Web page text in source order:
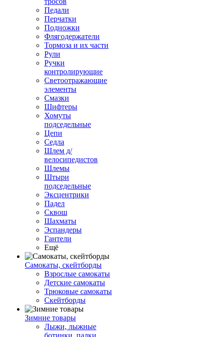
Педали
Перчатки
Подножки
Флягодержатели
Тормоза и их части
Рули
Ручки
контролирующие
Светоотражающие
элементы
Смазки
Шифтеры
Хомуты
подседельные
Цепи
Седла
Шлем д/
велосипедистов
Шлемы
Штыри
подседельные
Эксцентрики
Падел
Сквош
Шахматы
Эспандеры
Гантели
Ещё
Самокаты, скейтборды
Взрослые самокаты
Детские самокаты
Трюковые самокаты
Скейтборды
Зимние товары
Лыжи, лыжные
ботинки, палки